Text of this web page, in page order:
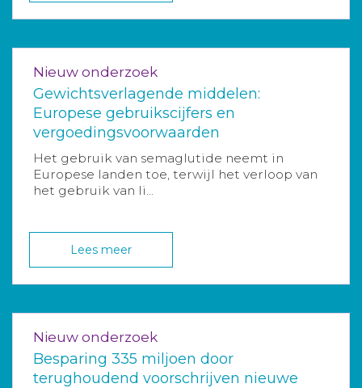
Nieuw onderzoek
Gewichtsverlagende middelen:
Europese gebruikscijfers en
vergoedingsvoorwaarden
Het gebruik van semaglutide neemt in
Europese landen toe, terwijl het verloop van
het gebruik van li...
Lees meer
Nieuw onderzoek
Besparing 335 miljoen door
terughoudend voorschrijven nieuwe